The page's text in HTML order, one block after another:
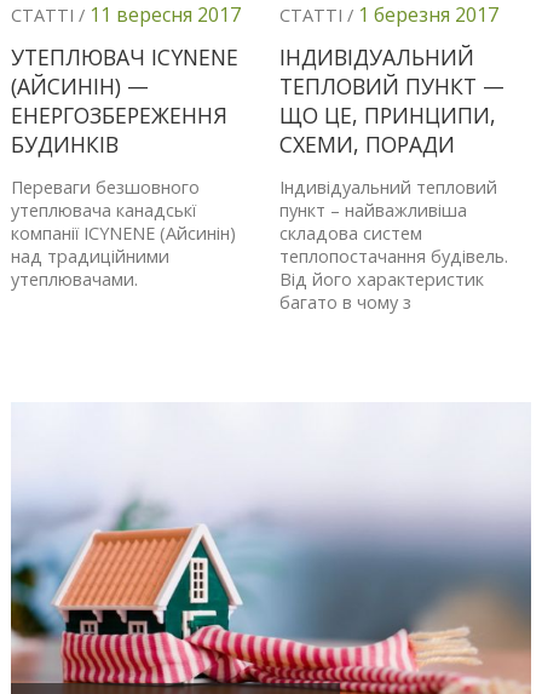
СТАТТІ / 11 вересня 2017
УТЕПЛЮВАЧ ICYNENE
(АЙСИНІН) —
ЕНЕРГОЗБЕРЕЖЕННЯ
БУДИНКІВ
Переваги безшовного
утеплювача канадськї
компанії ICYNENE (Айсинін)
над традиційними
утеплювачами.
СТАТТІ / 1 березня 2017
ІНДИВІДУАЛЬНИЙ
ТЕПЛОВИЙ ПУНКТ —
ЩО ЦЕ, ПРИНЦИПИ,
СХЕМИ, ПОРАДИ
Індивідуальний тепловий
пункт – найважливіша
складова систем
теплопостачання будівель.
Від його характеристик
багато в чому з